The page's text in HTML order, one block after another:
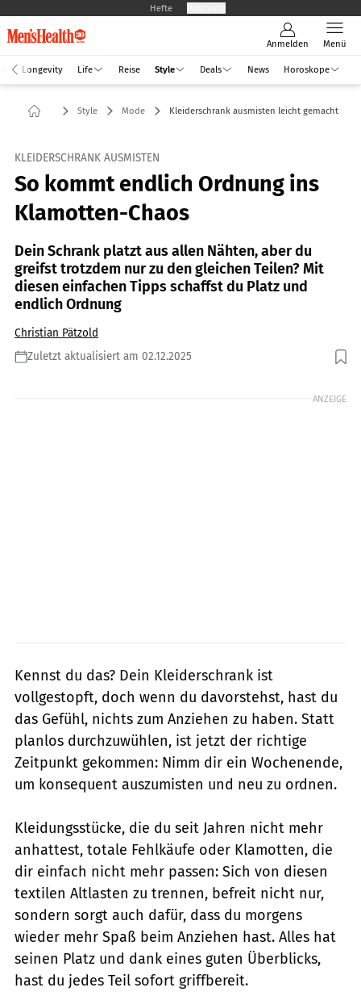
Hefte
Anmelden Menü
Longevity Life Reise Style Deals News Horoskope
Style Mode Kleiderschrank ausmisten leicht gemacht
KLEIDERSCHRANK AUSMISTEN
So kommt endlich Ordnung ins
Klamotten-Chaos
Dein Schrank platzt aus allen Nähten, aber du
greifst trotzdem nur zu den gleichen Teilen? Mit
diesen einfachen Tipps schaffst du Platz und
endlich Ordnung
Christian Pätzold
Zuletzt aktualisiert am 02.12.2025
Foto: gettyimages/Westend61
ANZEIGE
Kennst du das? Dein Kleiderschrank ist
vollgestopft, doch wenn du davorstehst, hast du
das Gefühl, nichts zum Anziehen zu haben. Statt
planlos durchzuwühlen, ist jetzt der richtige
Zeitpunkt gekommen: Nimm dir ein Wochenende,
um konsequent auszumisten und neu zu ordnen.
Kleidungsstücke, die du seit Jahren nicht mehr
anhattest, totale Fehlkäufe oder Klamotten, die
dir einfach nicht mehr passen: Sich von diesen
textilen Altlasten zu trennen, befreit nicht nur,
sondern sorgt auch dafür, dass du morgens
wieder mehr Spaß beim Anziehen hast. Alles hat
seinen Platz und dank eines guten Überblicks,
hast du jedes Teil sofort griffbereit.